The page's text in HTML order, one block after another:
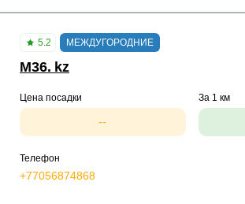
5.2 МЕЖДУГОРОДНИЕ
M36. kz
Цена посадки
--
За 1 км
Телефон
+77056874868